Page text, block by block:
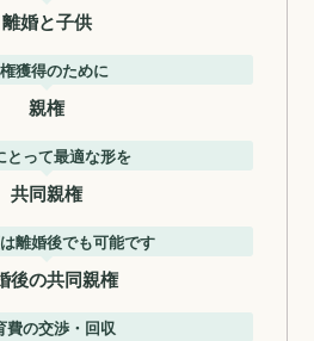
離婚と子供
獲得のために
親権
とって最適な形を
共同親権
離婚後でも可能です
後の共同親権
費の交渉・回収